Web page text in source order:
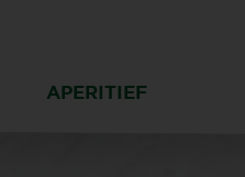
APERITIEF